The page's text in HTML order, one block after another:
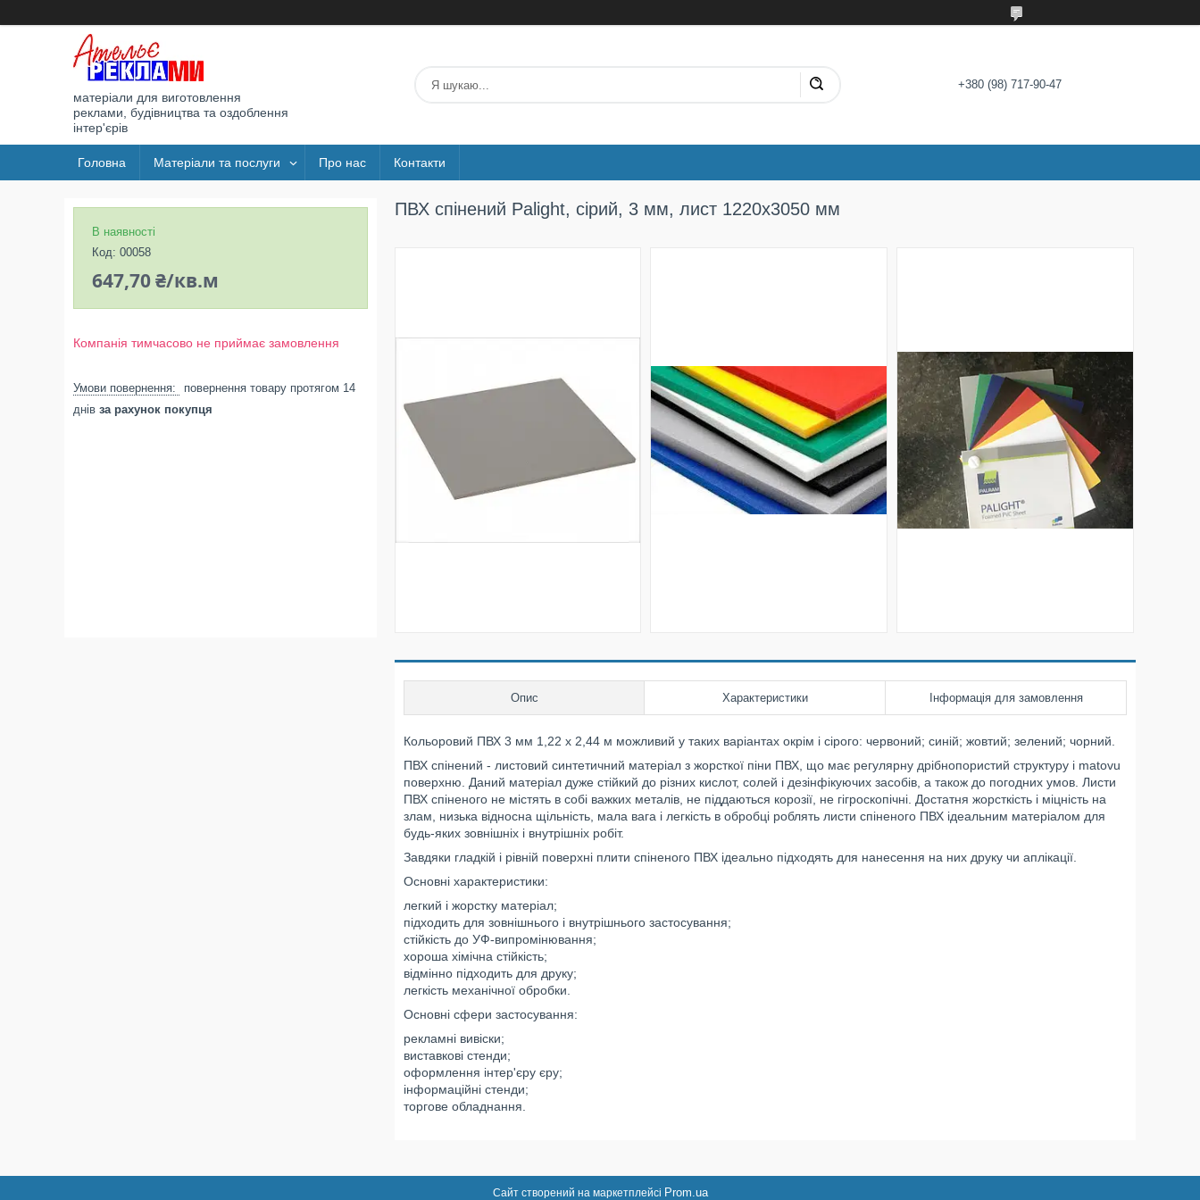
матеріали для виготовлення
реклами, будівництва та оздоблення
інтер'єрів
+380 (98) 717-90-47
Головна Матеріали та послуги Про нас Контакти
ПВХ спінений Palight, сірий, 3 мм, лист 1220х3050 мм
Опис Характеристики Інформація для замовлення
Кольоровий ПВХ 3 мм 1,22 х 2,44 м можливий у таких варіантах окрім і сірого: червоний; синій; жовтий; зелений; чорний.
ПВХ спінений - листовий синтетичний матеріал з жорсткої піни ПВХ, що має регулярну дрібнопористий структуру і matovu
поверхню. Даний матеріал дуже стійкий до різних кислот, солей і дезінфікуючих засобів, а також до погодних умов. Листи
ПВХ спіненого не містять в собі важких металів, не піддаються корозії, не гігроскопічні. Достатня жорсткість і міцність на
злам, низька відносна щільність, мала вага і легкість в обробці роблять листи спіненого ПВХ ідеальним матеріалом для
будь-яких зовнішніх і внутрішніх робіт.
Завдяки гладкій і рівній поверхні плити спіненого ПВХ ідеально підходять для нанесення на них друку чи аплікації.
Основні характеристики:
легкий і жорстку матеріал;
підходить для зовнішнього і внутрішнього застосування;
стійкість до УФ-випромінювання;
хороша хімічна стійкість;
відмінно підходить для друку;
легкість механічної обробки.
Основні сфери застосування:
рекламні вивіски;
виставкові стенди;
оформлення інтер'єру єру;
інформаційні стенди;
торгове обладнання.
В наявності
Код: 00058
647,70 ₴/кв.м
Компанія тимчасово не приймає замовлення
повернення товару протягом 14
днів за рахунок покупця
Сайт створений на маркетплейсі Prom.ua